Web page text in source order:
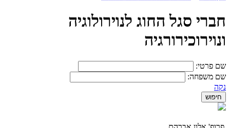
חברי סגל החוג לנוירולוגיה
ונוירוכירורגיה
שם פרטי:
שם משפחה:
נקה